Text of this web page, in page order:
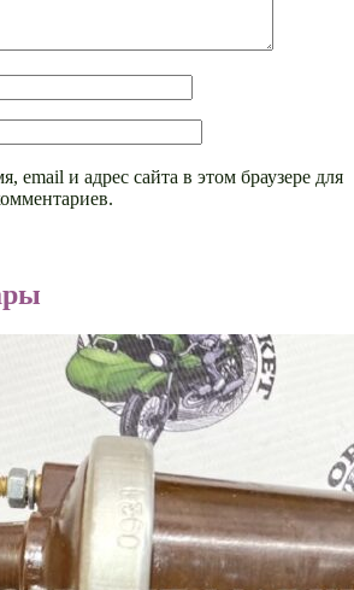
email и адрес сайта в этом браузере для